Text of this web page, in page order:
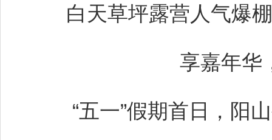
白天草坪露营人气爆
享嘉年华
“五一”假期首日，阳山